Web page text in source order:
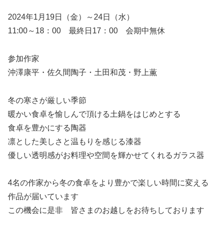
2024年1月19日（金）～24日（水）
11:00～18：00 最終日17：00 会期中無休
参加作家
沖澤康平・佐久間陶子・土田和茂・野上薫
冬の寒さが厳しい季節
暖かい食卓を愉しんで頂ける土鍋をはじめとする
食卓を豊かにする陶器
凛とした美しさと温もりを感じる漆器
優しい透明感がお料理や空間を輝かせてくれるガラス器
4名の作家から冬の食卓をより豊かで楽しい時間に変える
作品が届いています
この機会に是非 皆さまのお越しをお待ちしております